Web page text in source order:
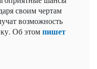
своим чертам
возможность
Об этомпишет